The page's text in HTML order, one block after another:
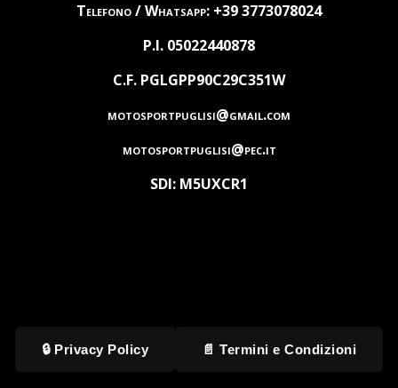
Telefono / Whatsapp: +39 3773078024
P.I. 05022440878
C.F. PGLGPP90C29C351W
motosportpuglisi@gmail.com
motosportpuglisi@pec.it
SDI: M5UXCR1
🔒 Privacy Policy 📄 Termini e Condizioni